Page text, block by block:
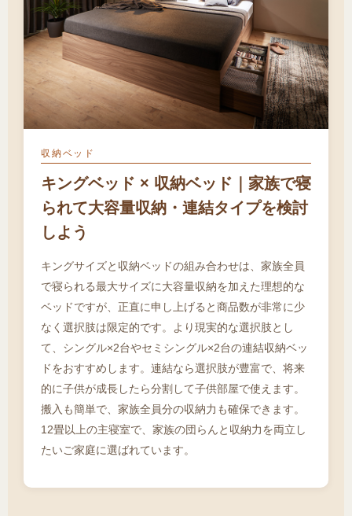
収納ベッド
キングベッド × 収納ベッド｜家族で寝
られて大容量収納・連結タイプを検討
しよう
キングサイズと収納ベッドの組み合わせは、家族全員
で寝られる最大サイズに大容量収納を加えた理想的な
ベッドですが、正直に申し上げると商品数が非常に少
なく選択肢は限定的です。より現実的な選択肢とし
て、シングル×2台やセミシングル×2台の連結収納ベッ
ドをおすすめします。連結なら選択肢が豊富で、将来
的に子供が成長したら分割して子供部屋で使えます。
搬入も簡単で、家族全員分の収納力も確保できます。
12畳以上の主寝室で、家族の団らんと収納力を両立し
たいご家庭に選ばれています。